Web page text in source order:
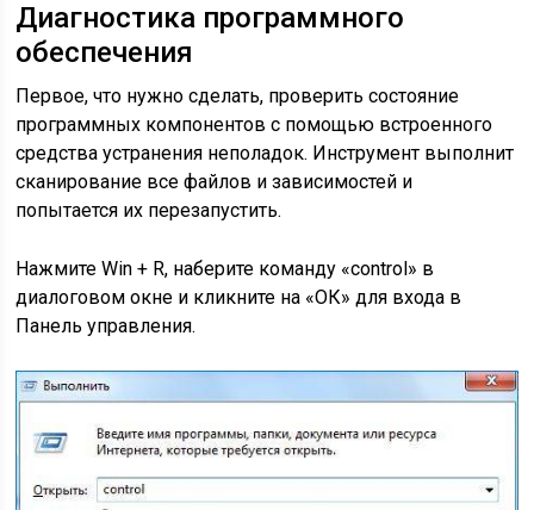
Диагностика программного
обеспечения
Первое, что нужно сделать, проверить состояние
программных компонентов с помощью встроенного
средства устранения неполадок. Инструмент выполнит
сканирование все файлов и зависимостей и
попытается их перезапустить.
Нажмите Win + R, наберите команду «control» в
диалоговом окне и кликните на «ОК» для входа в
Панель управления.